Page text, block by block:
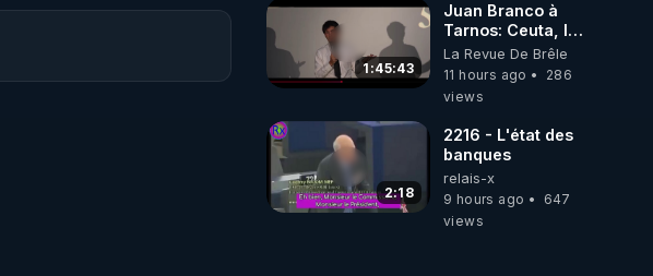
1:45:43
Juan Branco à
Tarnos: Ceuta, le
narcotrafic et le
pouvoir en France
La Revue De Brêle
11 hours ago
286
views
2:18
2216 - L'état des
banques
relais-x
9 hours ago
647
views